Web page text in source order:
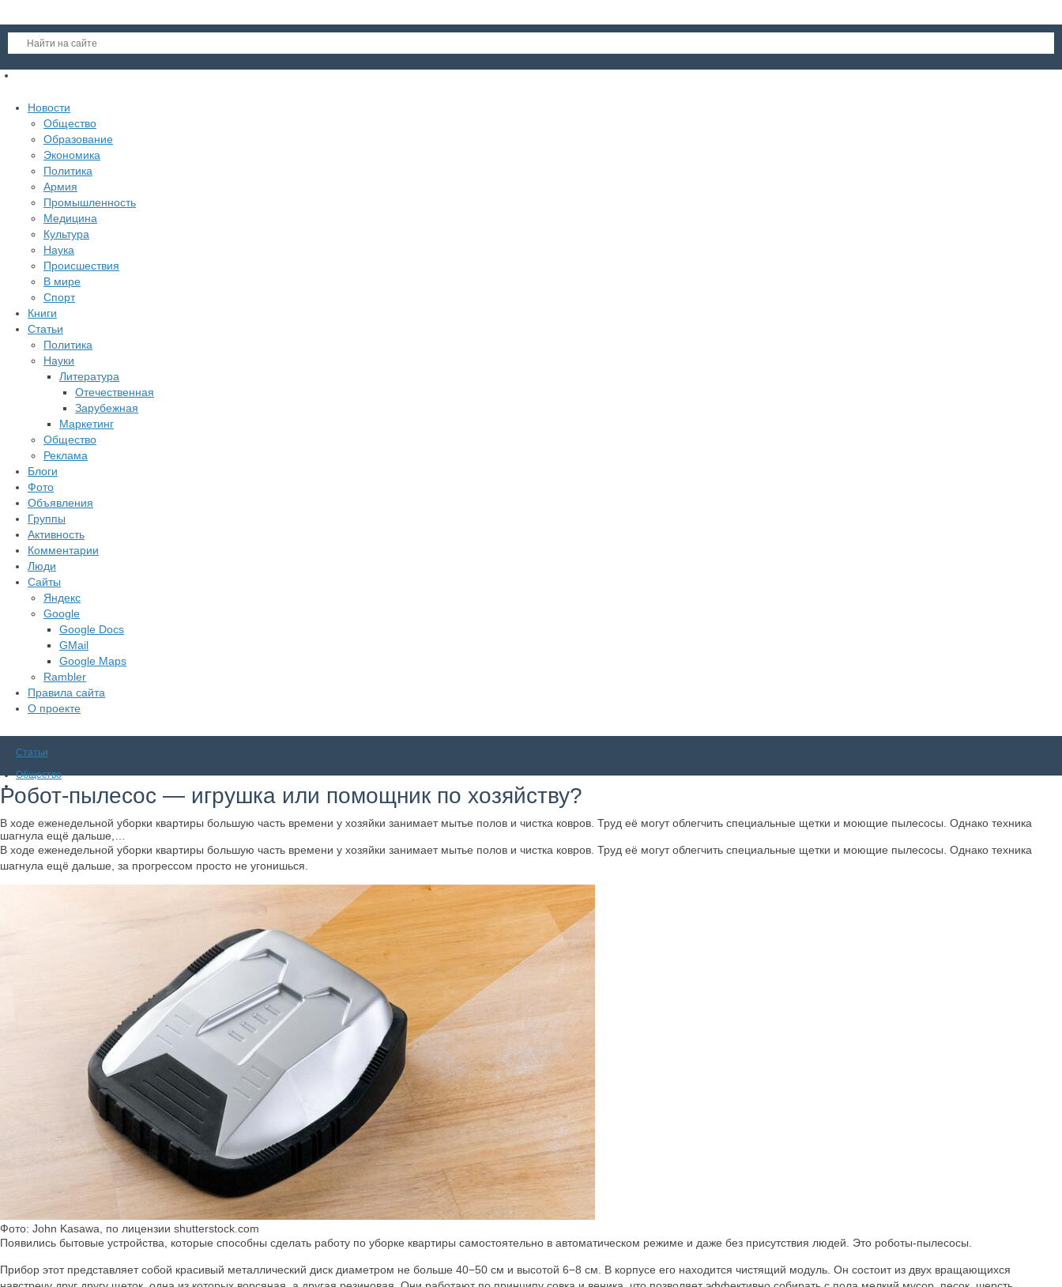
Гость
Войти
Регистрация
Новости
Общество
Образование
Экономика
Политика
Армия
Промышленность
Медицина
Культура
Наука
Происшествия
В мире
Спорт
Книги
Статьи
Политика
Науки
Литература
Отечественная
Зарубежная
Маркетинг
Общество
Реклама
Блоги
Фото
Объявления
Группы
Активность
Комментарии
Люди
Сайты
Яндекс
Google
Google Docs
GMail
Google Maps
Rambler
Правила сайта
О проекте
Статьи
Общество
Робот-пылесос — игрушка или помощник по хозяйству?
В ходе еженедельной уборки квартиры большую часть времени у хозяйки занимает мытье полов и чистка ковров. Труд её могут облегчить специальные щетки и моющие пылесосы. Однако техника
шагнула ещё дальше,…
В ходе еженедельной уборки квартиры большую часть времени у хозяйки занимает мытье полов и чистка ковров. Труд её могут облегчить специальные щетки и моющие пылесосы. Однако техника
шагнула ещё дальше, за прогрессом просто не угонишься.
Фото: John Kasawa, по лицензии shutterstock.com
Появились бытовые устройства, которые способны сделать работу по уборке квартиры самостоятельно в автоматическом режиме и даже без присутствия людей. Это роботы-пылесосы.
Прибор этот представляет собой красивый металлический диск диаметром не больше 40−50 см и высотой 6−8 см. В корпусе его находится чистящий модуль. Он состоит из двух вращающихся